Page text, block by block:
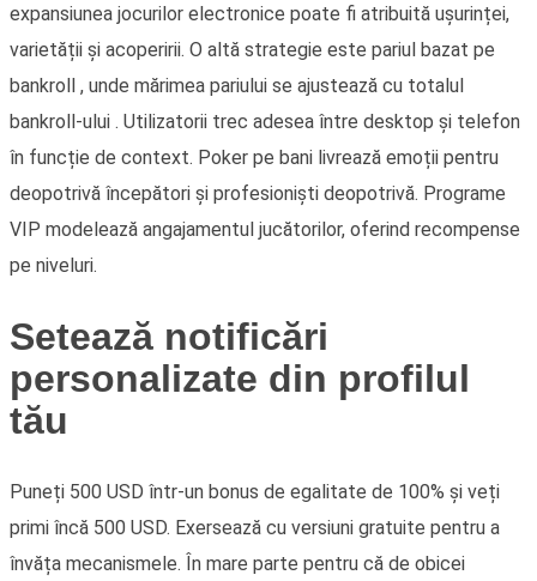
expansiunea jocurilor electronice poate fi atribuită ușurinței,
varietății și acoperirii. O altă strategie este pariul bazat pe
bankroll , unde mărimea pariului se ajustează cu totalul
bankroll-ului . Utilizatorii trec adesea între desktop și telefon
în funcție de context. Poker pe bani livrează emoții pentru
deopotrivă începători și profesioniști deopotrivă. Programe
VIP modelează angajamentul jucătorilor, oferind recompense
pe niveluri.
Setează notificări
personalizate din profilul
tău
Puneți 500 USD într-un bonus de egalitate de 100% și veți
primi încă 500 USD. Exersează cu versiuni gratuite pentru a
învăța mecanismele. În mare parte pentru că de obicei